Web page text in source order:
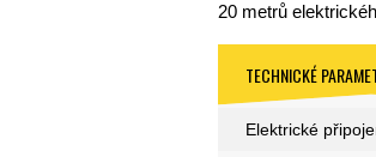
20 metrů
TECHNICKÉ
Elektrické